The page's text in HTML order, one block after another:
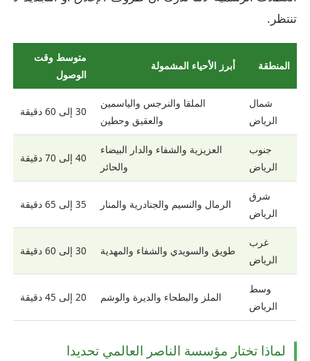
تنتظر.
المنطقة أبرز الأحياء المشمولة
متوسط وقت
الوصول
شمال
الرياض
الملقا والنرجس والياسمين
والعقيق وحطين
30 إلى 60 دقيقة
جنوب
الرياض
العزيزية والشفاء والدار البيضاء
والحائر
40 إلى 70 دقيقة
شرق
الرياض
الرمال والنسيم والجنادرية والمنار 35 إلى 65 دقيقة
غرب
الرياض
طويق والسويدي والشفاء والمهدية 30 إلى 60 دقيقة
وسط
الرياض
الملز والبطحاء والديرة والوشم 20 إلى 45 دقيقة
لماذا تختار مؤسسة الناصر العالمي تحديدا